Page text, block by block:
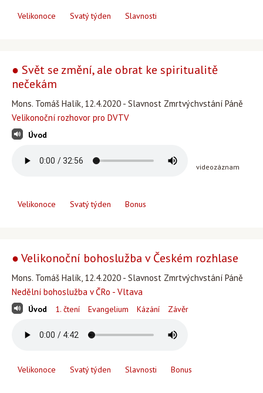
Velikonoce Svatý týden Slavnosti
● Svět se změní, ale obrat ke spiritualitě
nečekám
Mons. Tomáš Halík, 12.4.2020 - Slavnost Zmrtvýchvstání Páně
Velikonoční rozhovor pro DVTV
Úvod
videozáznam
Velikonoce Svatý týden Bonus
● Velikonoční bohoslužba v Českém rozhlase
Mons. Tomáš Halík, 12.4.2020 - Slavnost Zmrtvýchvstání Páně
Nedělní bohoslužba v ČRo - Vltava
Úvod 1. čtení Evangelium Kázání Závěr
Velikonoce Svatý týden Slavnosti Bonus